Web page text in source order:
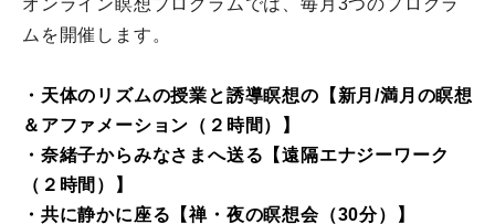
ムを開催します。
・天体のリズムの授業と誘導瞑想の【新月/満月の瞑想
＆ アファメーション（ ２時間 ）】
・奈緒子からみなさまへ送る【遠隔エナジーワーク
（２時間）】
・共に静かに座る【禅・夜の瞑想会（30分）】